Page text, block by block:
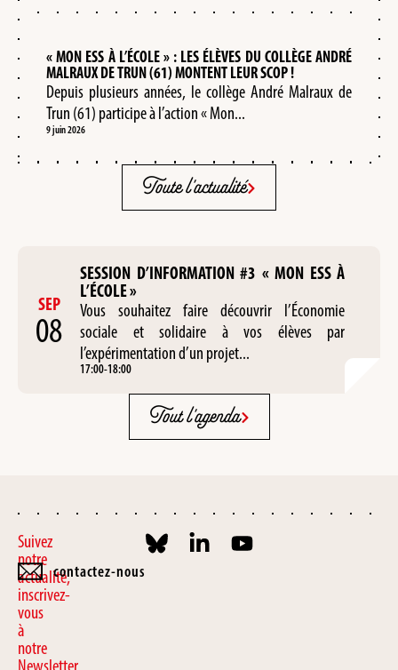
« MON ESS À L’ÉCOLE » : LES ÉLÈVES DU COLLÈGE ANDRÉ
MALRAUX DE TRUN (61) MONTENT LEUR SCOP !
Depuis plusieurs années, le collège André Malraux de
Trun (61) participe à l’action « Mon...
9 juin 2026
Toute l'actualité
SEP
08
SESSION D’INFORMATION #3 « MON ESS À
L’ÉCOLE »
Vous souhaitez faire découvrir l’Économie
sociale et solidaire à vos élèves par
l’expérimentation d’un projet...
17:00-18:00
Tout l'agenda
Suivez
notre
actualité,
inscrivez-
vous
à
notre
contactez-nous